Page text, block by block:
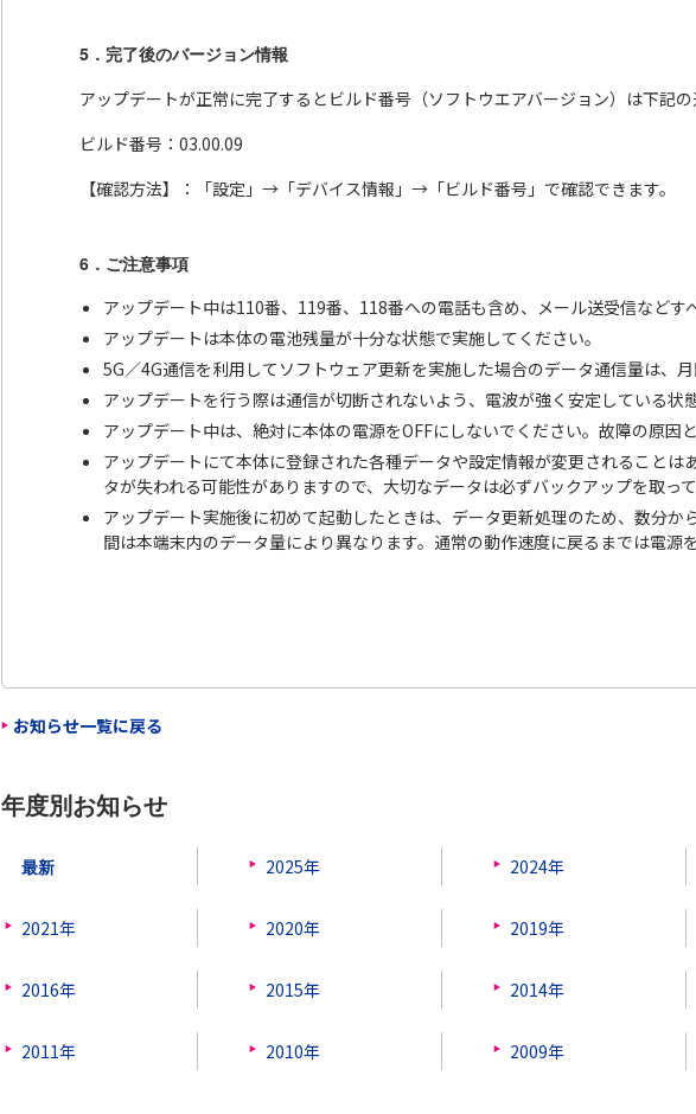
5．完了後のバージョン情報
アップデートが正常に完了するとビルド番号（ソフトウエアバージョン）は下記の
ビルド番号：03.00.09
【確認方法】：「設定」→「デバイス情報」→「ビルド番号」で確認できます。
6．ご注意事項
アップデート中は110番、119番、118番への電話も含め、メール送受信などす
アップデートは本体の電池残量が十分な状態で実施してください。
5G／4G通信を利用してソフトウェア更新を実施した場合のデータ通信量は、月
アップデートを行う際は通信が切断されないよう、電波が強く安定している状
アップデート中は、絶対に本体の電源をOFFにしないでください。故障の原因
アップデートにて本体に登録された各種データや設定情報が変更されること
タが失われる可能性がありますので、大切なデータは必ずバックアップを取っ
アップデート実施後に初めて起動したときは、データ更新処理のため、数分
間は本端末内のデータ量により異なります。通常の動作速度に戻るまでは電源
お知らせ一覧に戻る
年度別お知らせ
最新 2025年 2024年
2021年 2020年 2019年
2016年 2015年 2014年
2011年 2010年 2009年